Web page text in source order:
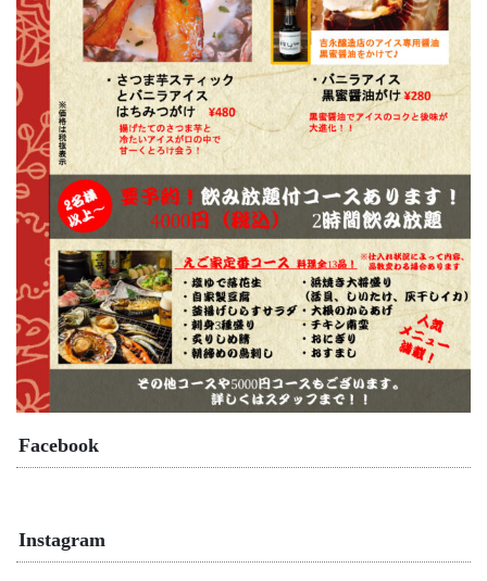
Facebook
Instagram